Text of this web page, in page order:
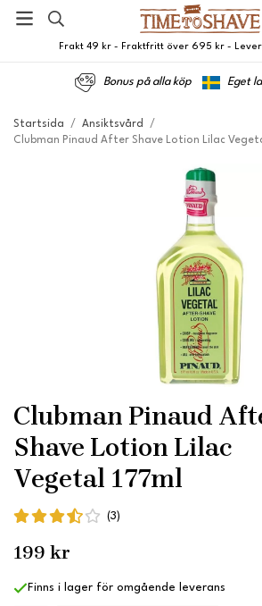
Frakt 49 kr - Fraktfritt över 695 kr -
Bonus på alla köp Eget
Startsida / Ansiktsvård
/
Clubman Pinaud After Shave Lotion Lilac
Clubman Pinaud
Shave Lotion Lilac
Vegetal 177ml
(3)
199 kr
Finns i lager för omgående leverans